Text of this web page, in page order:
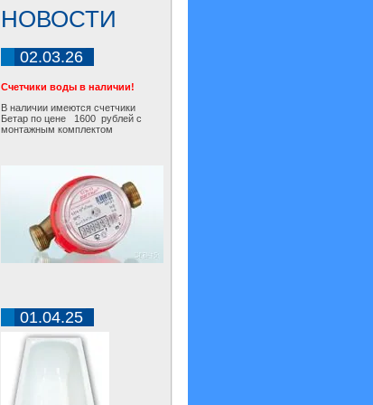
НОВОСТИ
02.03.26
Счетчики воды в наличии!
В наличии имеются счетчики
Бетар по цене 1600 рублей с
монтажным комплектом
01.04.25